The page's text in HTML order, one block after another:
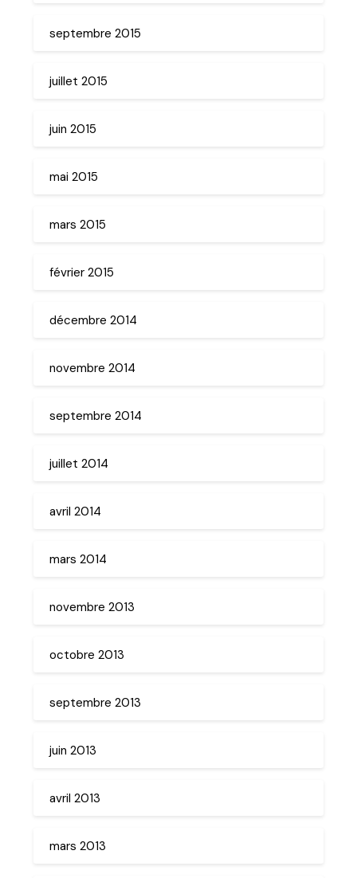
septembre 2015
juillet 2015
juin 2015
mai 2015
mars 2015
février 2015
décembre 2014
novembre 2014
septembre 2014
juillet 2014
avril 2014
mars 2014
novembre 2013
octobre 2013
septembre 2013
juin 2013
avril 2013
mars 2013